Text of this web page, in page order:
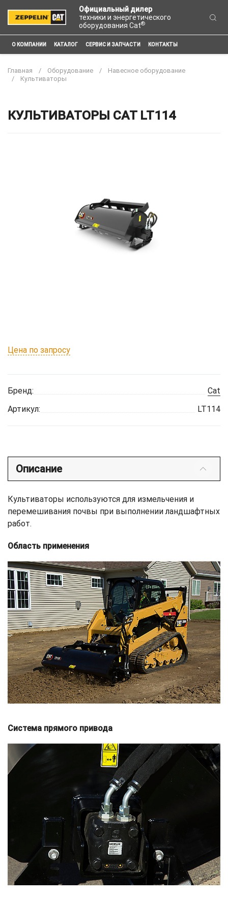
Официальный дилер
техники и энергетического
оборудования Cat®
О КОМПАНИИ КАТАЛОГ СЕРВИС И ЗАПЧАСТИ КОНТАКТЫ
Главная Оборудование
Навесное оборудование
Культиваторы
КУЛЬТИВАТОРЫ CAT LT114
Цена по запросу
Бренд:
Cat
Артикул:
LT114
Описание
Культиваторы используются для измельчения и
перемешивания почвы при выполнении ландшафтных
работ.
Область применения
Система прямого привода